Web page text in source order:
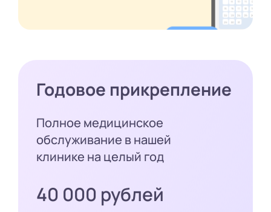
Годовое прикрепление
Полное медицинское
обслуживание в нашей
клинике на целый год
40 000 рублей